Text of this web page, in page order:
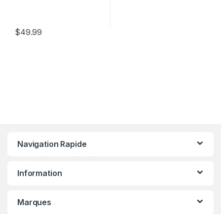
$49.99
Navigation Rapide
Information
Marques